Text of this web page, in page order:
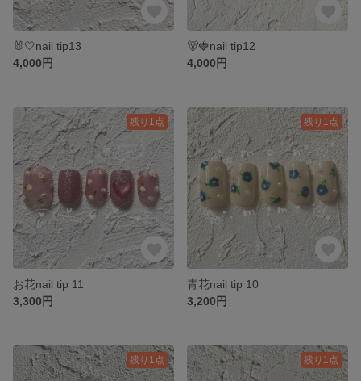
🐰🤍nail tip13
4,000円
🐻🍓nail tip12
4,000円
残り1点
お花nail tip 11
3,300円
残り1点
青花nail tip 10
3,200円
残り1点 残り1点